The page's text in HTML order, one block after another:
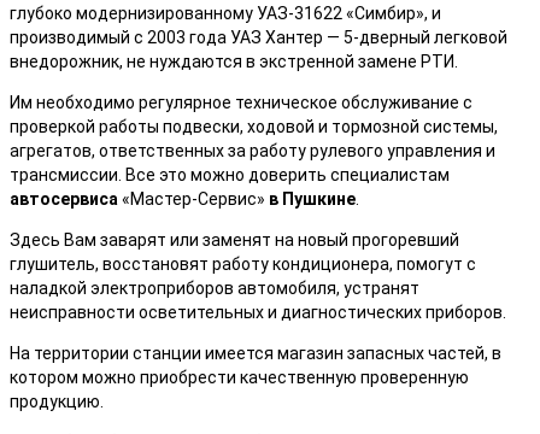
глубоко модернизированному УАЗ-31622 «Симбир», и
производимый с 2003 года УАЗ Хантер — 5-дверный легковой
внедорожник, не нуждаются в экстренной замене РТИ.
Им необходимо регулярное техническое обслуживание с
проверкой работы подвески, ходовой и тормозной системы,
агрегатов, ответственных за работу рулевого управления и
трансмиссии. Все это можно доверить специалистам
автосервиса «Мастер-Сервис» в Пушкине
Здесь Вам заварят или заменят на новый прогоревший
глушитель, восстановят работу кондиционера, помогут с
наладкой электроприборов автомобиля, устранят
неисправности осветительных и диагностических приборов.
На территории станции имеется магазин запасных частей, в
котором можно приобрести качественную проверенную
продукцию.